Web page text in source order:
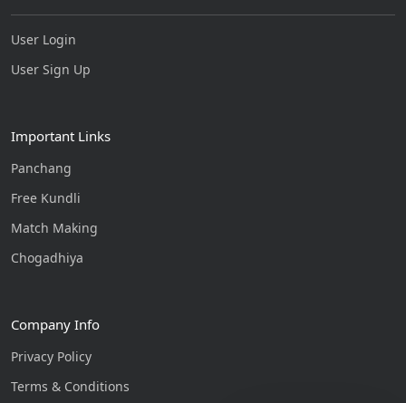
User Login
User Sign Up
Important Links
Panchang
Free Kundli
Match Making
Chogadhiya
Company Info
Privacy Policy
Terms & Conditions